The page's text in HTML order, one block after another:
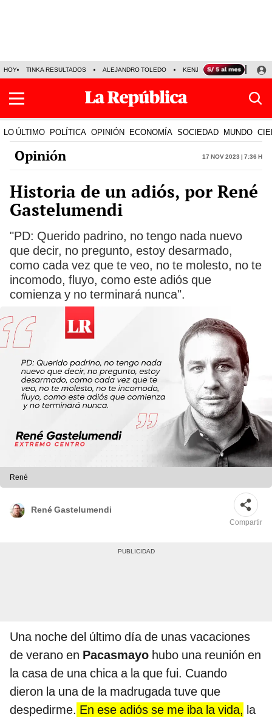
HOY TINKA RESULTADOS ALEJANDRO TOLEDO KENJI FUJIMORI
LO ÚLTIMO POLÍTICA OPINIÓN ECONOMÍA SOCIEDAD MUNDO
Opinión 17 Nov 2023 | 7:36 h
Historia de un adiós, por René
Gastelumendi
"PD: Querido padrino, no tengo nada nuevo
que decir, no pregunto, estoy desarmado,
como cada vez que te veo, no te molesto, no te
incomodo, fluyo, como este adiós que
comienza y no terminará nunca".
René
René Gastelumendi
Compartir
Una noche del último día de unas vacaciones
de verano en Pacasmayo hubo una reunión en
la casa de una chica a la que fui. Cuando
dieron la una de la madrugada tuve que
despedirme. En ese adiós se me iba la vida, la